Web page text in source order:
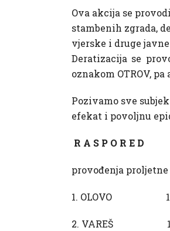
Ova akcija se
stambenih zgrada,
vjerske i druge
Deratizacija se
oznakom OTROV,
Pozivamo sve
efekat i povoljnu
R A S P O R E D
provođenja
1. OLOVO
2. VAREŠ